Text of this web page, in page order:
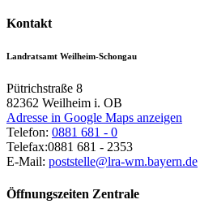
Kontakt
Landratsamt Weilheim-Schongau
Pütrichstraße 8
82362 Weilheim i. OB
Adresse in Google Maps anzeigen
Telefon: 0881 681 - 0
Telefax:0881 681 - 2353
E-Mail: poststelle@lra-wm.bayern.de
Öffnungszeiten Zentrale